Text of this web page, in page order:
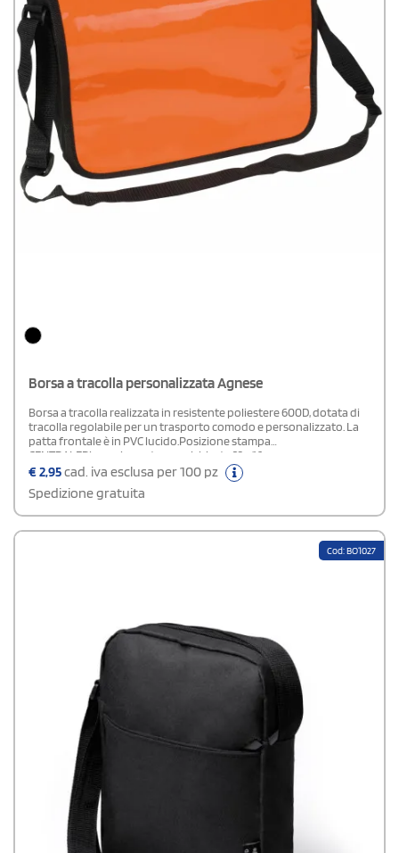
Borsa a tracolla personalizzata Agnese
Borsa a tracolla realizzata in resistente poliestere 600D, dotata di
tracolla regolabile per un trasporto comodo e personalizzato. La
patta frontale è in PVC lucido.Posizione stampa
CENTRALEDimensione stampa richiesta 23 x 16 cm.
€2,95cad. iva esclusa per 100 pz
Spedizione gratuita
Cod: BO1027